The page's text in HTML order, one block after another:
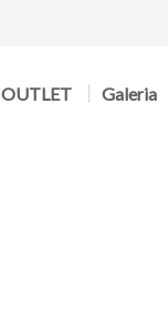
OUTLET Galeria